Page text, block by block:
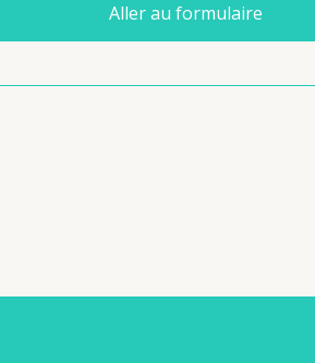
Aller au formulaire